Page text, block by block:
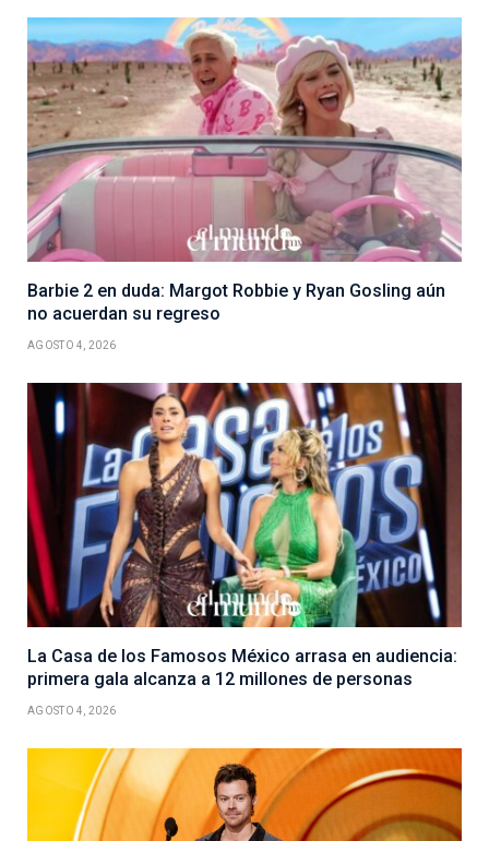
Barbie 2 en duda: Margot Robbie y Ryan Gosling aún
no acuerdan su regreso
AGOSTO 4, 2026
La Casa de los Famosos México arrasa en audiencia:
primera gala alcanza a 12 millones de personas
AGOSTO 4, 2026